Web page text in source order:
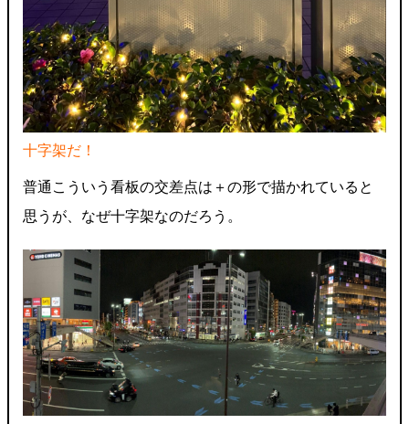
十字架だ！
普通こういう看板の交差点は＋の形で描かれていると
思うが、なぜ十字架なのだろう。